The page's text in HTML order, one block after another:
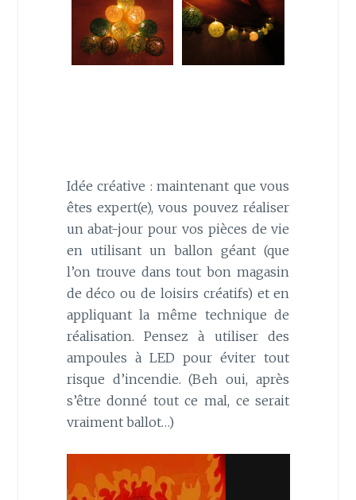
Idée créative : maintenant que vous
êtes expert(e), vous pouvez réaliser
un abat-jour pour vos pièces de vie
en utilisant un ballon géant (que
l’on trouve dans tout bon magasin
de déco ou de loisirs créatifs) et en
appliquant la même technique de
réalisation. Pensez à utiliser des
ampoules à LED pour éviter tout
risque d’incendie. (Beh oui, après
s’être donné tout ce mal, ce serait
vraiment ballot…)